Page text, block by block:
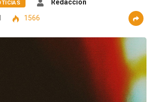
Redacción
1566